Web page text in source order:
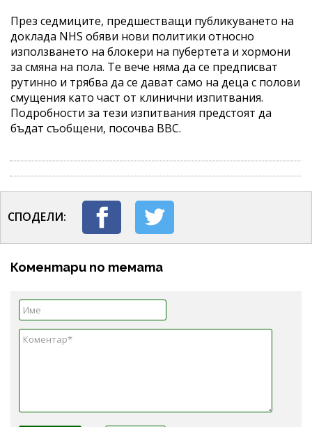
През седмиците, предшестващи публикуването на
доклада NHS обяви нови политики относно
използването на блокери на пубертета и хормони
за смяна на пола. Те вече няма да се предписват
рутинно и трябва да се дават само на деца с полови
смущения като част от клинични изпитвания.
Подробности за тези изпитвания предстоят да
бъдат съобщени, посочва ВВС.
СПОДЕЛИ:
Коментари по темата